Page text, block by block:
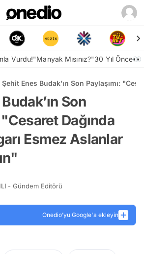
Vurdu!"Manyak Mısınız?"30 Yıl Önce👀
Şehit Enes Budak’ın Son Paylaşımı:
Son
"Cesaret Dağında
Esmez Aslanlar
- Gündem Editörü
Onedio’yu Google'a ekleyin